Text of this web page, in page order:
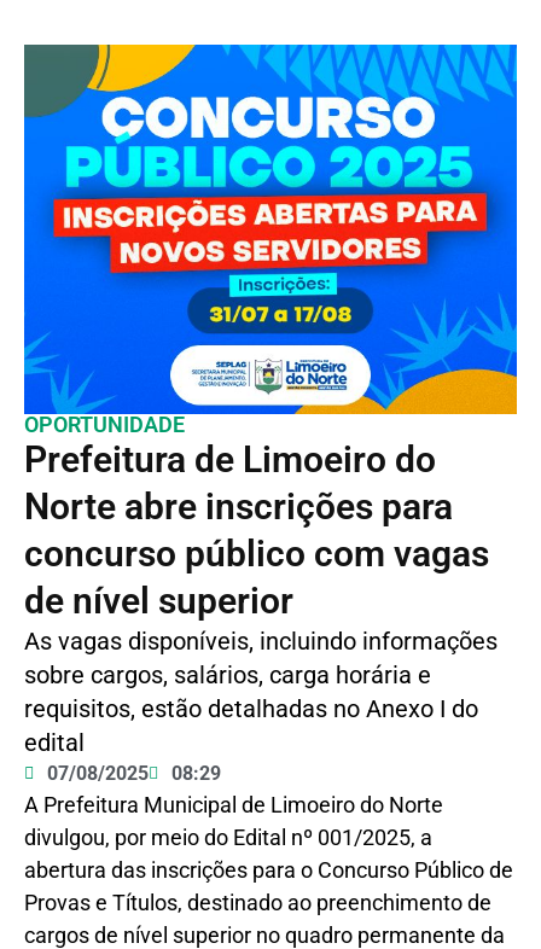
OPORTUNIDADE
Prefeitura de Limoeiro do
Norte abre inscrições para
concurso público com vagas
de nível superior
As vagas disponíveis, incluindo informações
sobre cargos, salários, carga horária e
requisitos, estão detalhadas no Anexo I do
edital
07/08/2025 08:29
A Prefeitura Municipal de Limoeiro do Norte
divulgou, por meio do Edital nº 001/2025, a
abertura das inscrições para o Concurso Público de
Provas e Títulos, destinado ao preenchimento de
cargos de nível superior no quadro permanente da